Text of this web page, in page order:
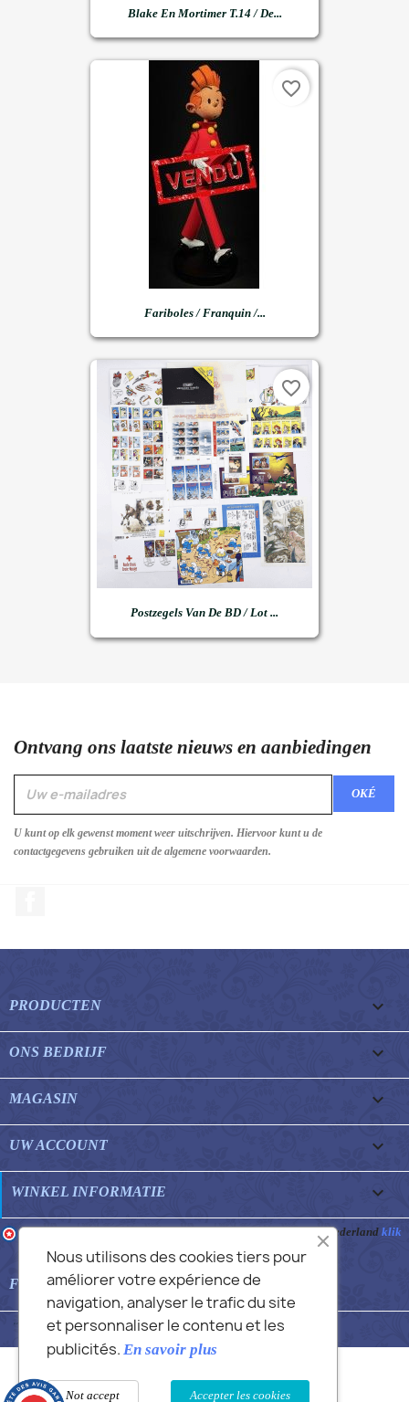
Blake En Mortimer T.14 / De...
Fariboles / Franquin /...
favorite_border
Postzegels Van De BD / Lot ...
favorite_border
Ontvang ons laatste nieuws en aanbiedingen
U kunt op elk gewenst moment weer uitschrijven. Hiervoor kunt u de
contactgegevens gebruiken uit de algemene voorwaarden.
PRODUCTEN 
ONS BEDRIJF 
MAGASIN 
UW ACCOUNT 
WINKEL INFORMATIE keyboard_arrow_down
Merchant goedgekeurd door Gegarandeerde Beoordelingen Nederland klik
hier om het attest te tonen
FEATURED FAQS 
© 2026 - Commans Alex
Nous utilisons des cookies tiers pour
améliorer votre expérience de
navigation, analyser le trafic du site
et personnaliser le contenu et les
publicités. En savoir plus
Accepter les cookies
Not accept